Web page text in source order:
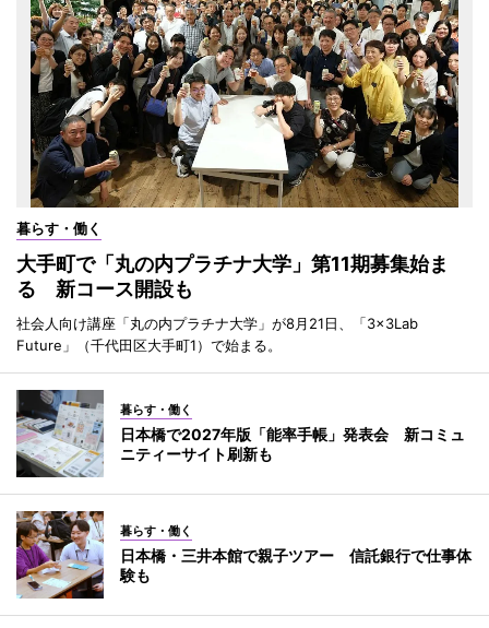
暮らす・働く
大手町で「丸の内プラチナ大学」第11期募集始ま
る 新コース開設も
社会人向け講座「丸の内プラチナ大学」が8月21日、「3×3Lab
Future」（千代田区大手町1）で始まる。
暮らす・働く
日本橋で2027年版「能率手帳」発表会 新コミュ
ニティーサイト刷新も
暮らす・働く
日本橋・三井本館で親子ツアー 信託銀行で仕事体
験も